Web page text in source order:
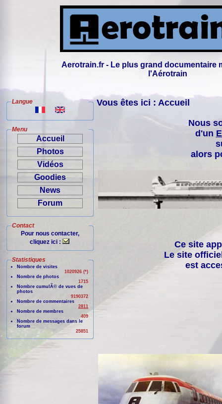
Aerotrain.fr - Le plus grand documentaire
l'Aérotrain
Langue
Menu
Accueil
Photos
Vidéos
Goodies
News
Forum
Contact
Pour nous contacter,
cliquez ici :
Statistiques
Nombre de visites
1020926 (*)
Nombre de photos
1715
Nombre cumulÃ© de vues de
photos
9190372
Nombre de commentaires
2811
Nombre de membres
409
Nombre de messages dans le
forum
25851
Vous êtes ici : Accueil
Nous
d'un
alors
Ce site
Le site
est